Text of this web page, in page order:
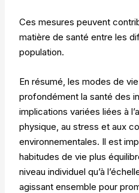
Ces mesures peuvent
matière de santé entre les
population.
En résumé, les modes de
profondément la santé des
implications variées liées à
physique, au stress et aux
environnementales. Il est
habitudes de vie plus
niveau individuel qu’à
agissant ensemble pour